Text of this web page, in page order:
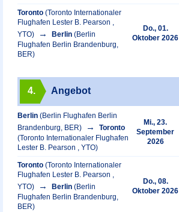
Toronto (Toronto Internationaler
Flughafen Lester B. Pearson ,
YTO)
Berlin (Berlin
Flughafen Berlin Brandenburg,
BER)
Do., 01.
Oktober 2026
4. Angebot
Berlin (Berlin Flughafen Berlin
Brandenburg, BER)
Toronto
(Toronto Internationaler Flughafen
Lester B. Pearson , YTO)
Mi., 23.
September
2026
Toronto (Toronto Internationaler
Flughafen Lester B. Pearson ,
YTO)
Berlin (Berlin
Flughafen Berlin Brandenburg,
BER)
Do., 08.
Oktober 2026